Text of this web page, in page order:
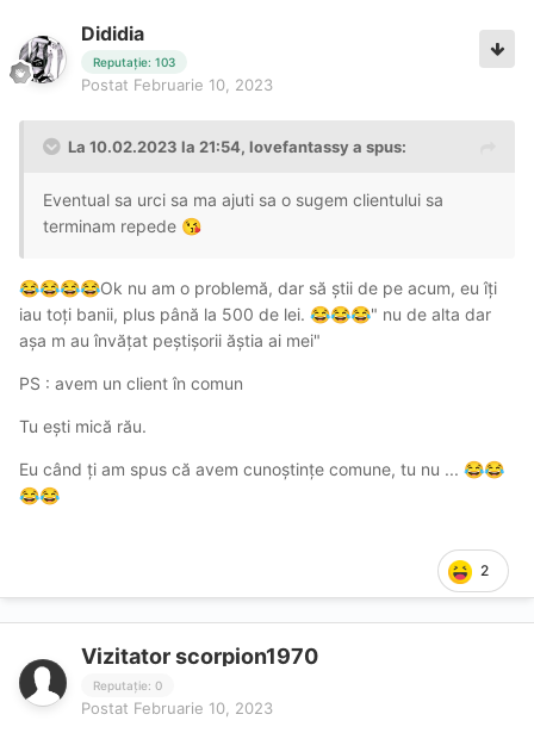
Dididia
Reputație: 103
Postat Februarie 10, 2023
La 10.02.2023 la 21:54, lovefantassya spus:
Eventual sa urci sa ma ajuti sa o sugem clientului sa
terminam repede 😘
😂😂😂😂Ok nu am o problemă, dar să știi de pe acum, eu îți
iau toți banii, plus până la 500 de lei. 😂😂😂" nu de alta dar
așa m au învățat peștișorii ăștia ai mei"
PS : avem un client în comun
Tu ești mică rău.
Eu când ți am spus că avem cunoștințe comune, tu nu ... 😂😂
😂😂
2
Vizitator scorpion1970
Reputație: 0
Postat Februarie 10, 2023